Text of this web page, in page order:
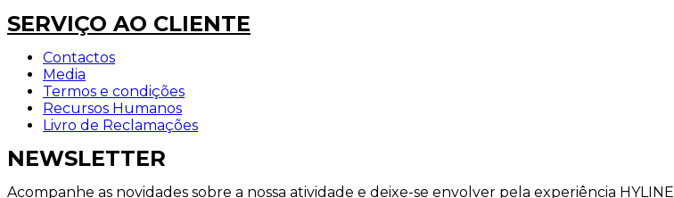
SERVIÇO AO CLIENTE
Contactos
Media
Termos e condições
Recursos Humanos
Livro de Reclamações
NEWSLETTER
Acompanhe as novidades sobre a nossa atividade e deixe-se envolver pela experiência HYLINE